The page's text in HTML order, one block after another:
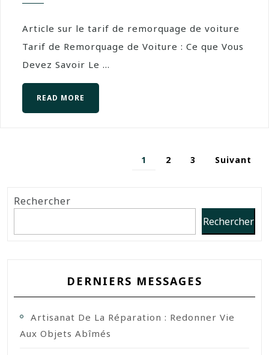
Article sur le tarif de remorquage de voiture
Tarif de Remorquage de Voiture : Ce que Vous
Devez Savoir Le ...
READ MORE
1 2 3 Suivant
Rechercher
Rechercher
DERNIERS MESSAGES
Artisanat De La Réparation : Redonner Vie
Aux Objets Abîmés